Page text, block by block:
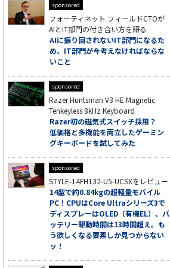
sponsored
フォーティネット フィールドCTOが
AIとIT部門の付き合い方を語る
AIに振り回されないIT部門になるた
め、IT部門が今考えなければならな
いこと
sponsored
Razer Huntsman V3 HE Magnetic
Tenkeyless 8kHz Keyboard
Razer初の磁気式スイッチ採用？
低価格と多機能を両立したゲーミン
グキーボードを試してみた
sponsored
STYLE-14FH132-U5-UCSXをレビュー
14型で約0.84kgの超軽量モバイル
PC！CPUはCore Ultraシリーズ3で
ディスプレーはOLED（有機EL）、バ
ッテリー駆動時間は13時間超え。も
う欲しくなる要素しか見つからない
ッ！